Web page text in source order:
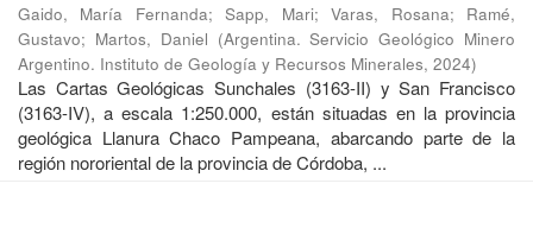
Gaido, María Fernanda;Sapp, Mari;Varas, Rosana; Ramé,
Gustavo; Martos, Daniel (Argentina. Servicio Geológico Minero
Argentino. Instituto de Geología y Recursos Minerales, 2024)
Las Cartas Geológicas Sunchales (3163-II) y San Francisco
(3163-IV), a escala 1:250.000, están situadas en la provincia
geológica Llanura Chaco Pampeana, abarcando parte de la
región nororiental de la provincia de Córdoba, ...